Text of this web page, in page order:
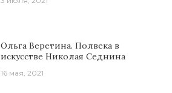
Ольга Веретина. Полвека в
искусстве Николая Седнина
16 мая, 2021